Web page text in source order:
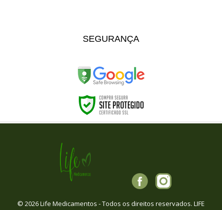
SEGURANÇA
© 2026 Life Medicamentos - Todos os direitos reservados. LIFE